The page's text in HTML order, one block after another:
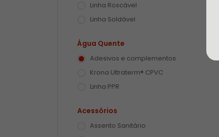
Linha Roscável
Linha Soldável
Água Quente
Adesivos e complementos
Krona Ultraterm® CPVC
Linha PPR
Acessórios
Assento Sanitário